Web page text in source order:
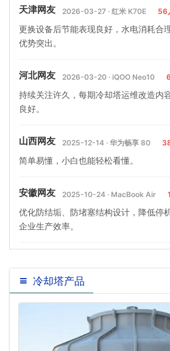
天津网友 2026-03-27 · 红米 K70E 56
更换设备后节能表现良好，水电消耗合
优势突出。
河北网友 2026-03-20 · iQOO Neo10
持续关注许久，每期冷却塔运维改造内
良好。
山西网友 2025-12-14 · 华为畅享 80
简单易懂，小白也能轻松看懂。
安徽网友 2025-10-24 · MacBook Air
优化防结垢、防堵塞结构设计，降低停
企业生产效率。
冷却塔产品